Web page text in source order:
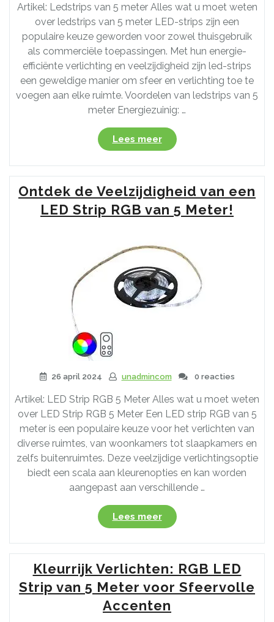
Artikel: Ledstrips van 5 meter Alles wat u moet weten
over ledstrips van 5 meter LED-strips zijn een
populaire keuze geworden voor zowel thuisgebruik
als commerciële toepassingen. Met hun energie-
efficiënte verlichting en veelzijdigheid zijn led-strips
een geweldige manier om sfeer en verlichting toe te
voegen aan elke ruimte. Voordelen van ledstrips van 5
meter Energiezuinig: …
Lees meer“Ontdek
de
Voordelen
van
5
Meter
Lange
Strips
voor
Sfeervolle
Verlichting”
Ontdek de Veelzijdigheid van een
LED Strip RGB van 5 Meter!
26 april 2024 unadmincom 0 reacties
Artikel: LED Strip RGB 5 Meter Alles wat u moet weten
over LED Strip RGB 5 Meter Een LED strip RGB van 5
meter is een populaire keuze voor het verlichten van
diverse ruimtes, van woonkamers tot slaapkamers en
zelfs buitenruimtes. Deze veelzijdige verlichtingsoptie
biedt een scala aan kleurenopties en kan worden
aangepast aan verschillende …
Lees meer“Ontdek
de
Veelzijdigheid
van
een
LED
Strip
RGB
Kleurrijk Verlichten: RGB LED
Strip van 5 Meter voor Sfeervolle
Accenten